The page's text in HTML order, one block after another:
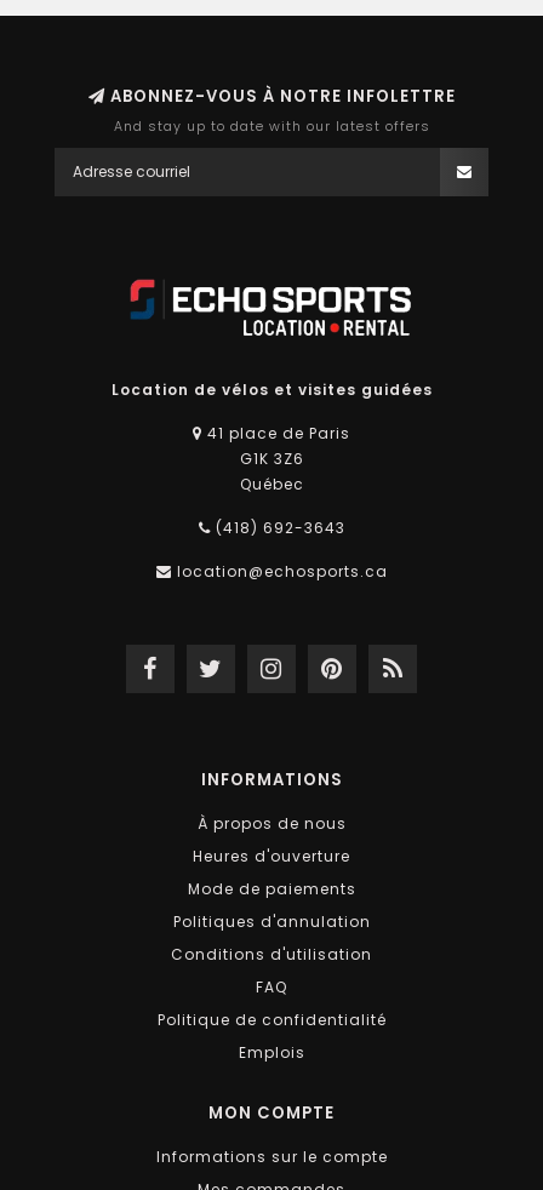
ABONNEZ-VOUS À NOTRE INFOLETTRE
And stay up to date with our latest offers
Location de vélos et visites guidées
41 place de Paris
G1K 3Z6
Québec
(418) 692-3643
location@echosports.ca
INFORMATIONS
À propos de nous
Heures d'ouverture
Mode de paiements
Politiques d'annulation
Conditions d'utilisation
FAQ
Politique de confidentialité
Emplois
MON COMPTE
Informations sur le compte